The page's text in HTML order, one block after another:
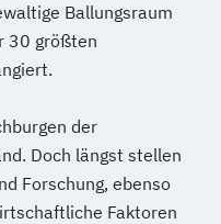
Ballungsraum
30 größten
der
Doch längst stellen
Forschung, ebenso
Faktoren